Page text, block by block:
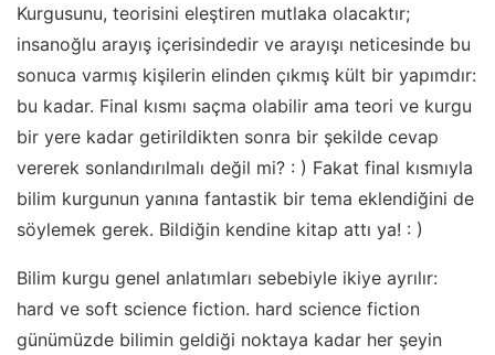
Kurgusunu, teorisini eleştiren mutlaka olacaktır;
insanoğlu arayış içerisindedir ve arayışı neticesinde bu
sonuca varmış kişilerin elinden çıkmış kült bir yapımdır:
bu kadar. Final kısmı saçma olabilir ama teori ve kurgu
bir yere kadar getirildikten sonra bir şekilde cevap
vererek sonlandırılmalı değil mi? : ) Fakat final kısmıyla
bilim kurgunun yanına fantastik bir tema eklendiğini de
söylemek gerek. Bildiğin kendine kitap attı ya! : )
Bilim kurgu genel anlatımları sebebiyle ikiye ayrılır:
hard ve soft science fiction. hard science fiction
günümüzde bilimin geldiği noktaya kadar her şeyin